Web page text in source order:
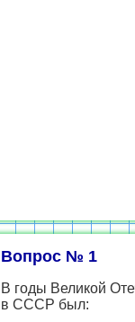
Вопрос № 1
В годы Великой
в СССР был: